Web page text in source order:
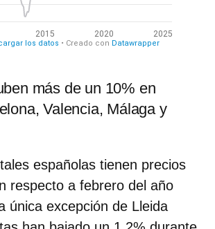
más de un 10% en
Valencia, Málaga y
españolas tienen precios
respecto a febrero del año
única excepción de Lleida